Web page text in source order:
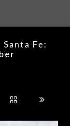
Santa Fe: